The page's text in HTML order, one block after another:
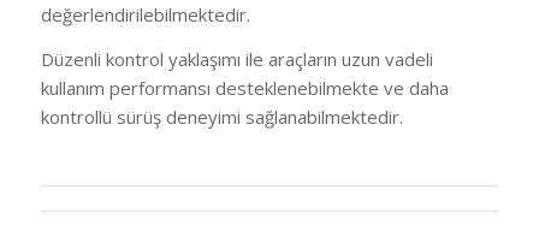
değerlendirilebilmektedir.
Düzenli kontrol yaklaşımı ile araçların uzun vadeli
kullanım performansı desteklenebilmekte ve daha
kontrollü sürüş deneyimi sağlanabilmektedir.